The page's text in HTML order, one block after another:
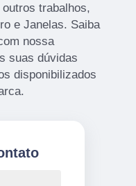
trabalhos,
e Janelas. Saiba
nossa
suas dúvidas
disponibilizados